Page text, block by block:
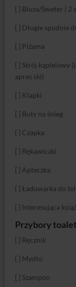
[ ] Bluza/Sweter | 2
[ ] Długie spodnie
[ ] Piżama
[ ] Strój kąpielowy
apres ski)
[ ] Klapki
[ ] Buty na śnieg
[ ] Czapka
[ ] Rękawiczki
[ ] Apteczka
[ ] Ładowarka do
[ ] Interesująca
Przybory
[ ] Ręcznik
[ ] Mydło
[ ] Szampon